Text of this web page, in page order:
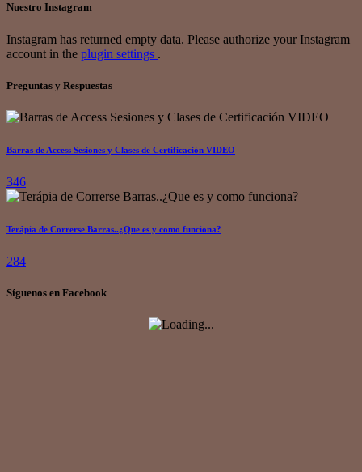
Nuestro Instagram
Instagram has returned empty data. Please authorize your Instagram
account in the plugin settings .
Preguntas y Respuestas
Barras de Access Sesiones y Clases de Certificación VIDEO
346
Terápia de Correrse Barras..¿Que es y como funciona?
284
Síguenos en Facebook